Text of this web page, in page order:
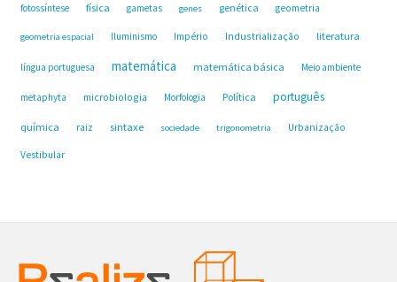
fotossíntese física gametas genes genética geometria
geometria espacial Iluminismo Império Industrialização literatura
língua portuguesa matemática matemática básica Meio ambiente
metaphyta microbiologia Morfologia Política português
química raiz sintaxe sociedade trigonometria Urbanização
Vestibular